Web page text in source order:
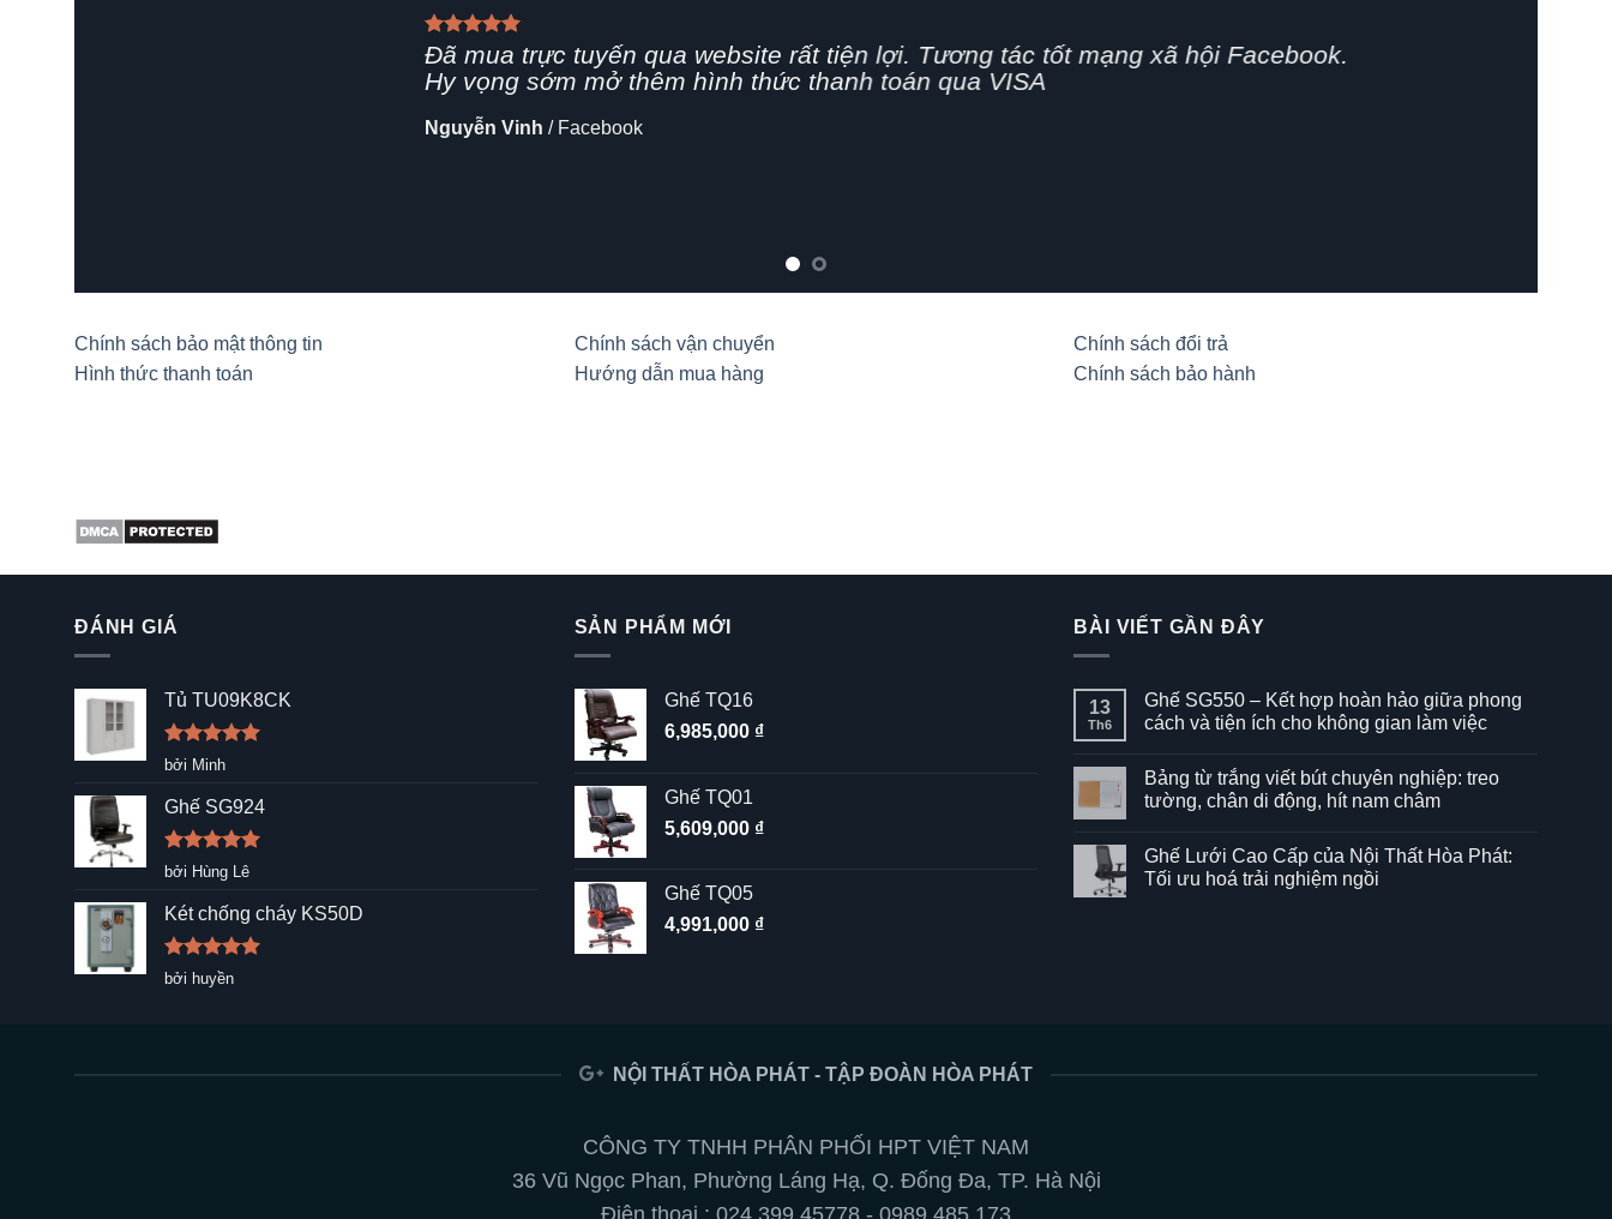
Giao hàng nhanh,
rất chuyên nghiệp, hình thức bán hàng Online đang dần phát huy.
Shop nên cập nhật thêm tính năng chia sẻ mạng xã hội
Hải Yến / Zalo
Chính sách bảo mật thông tin
Hình thức thanh toán
Chính sách vận chuyển
Hướng dẫn mua hàng
Chính sách đổi trả
Chính sách bảo hành
ĐÁNH GIÁ
Tủ TU09K8CK
Được xếp
sao
bởi Minh
Ghế SG924
Được xếp
5
sao
bởi Hùng Lê
Két chống cháy KS50D
Được xếp
hạng5
bởi huyền
SẢN PHẨM MỚI
Ghế TQ16
6,985,000 ₫
Ghế TQ01
5,609,000 ₫
Ghế TQ05
4,991,000 ₫
BÀI VIẾT GẦN ĐÂY
13
Th6
Ghế SG550 – Kết hợp hoàn hảo giữa phong
cách và tiện ích cho không gian làm việc
bình
luận
ở
–
Kết
hợp
làm
Bảng từ trắng viết bút chuyên nghiệp: treo
tường, chân di động, hít nam châm
bình
luận
ở
động,
Ghế Lưới Cao Cấp của Nội Thất Hòa Phát:
Tối ưu hoá trải nghiệm ngồi
Thất
NỘI THẤT HÒA PHÁT - TẬP ĐOÀN HÒA PHÁT
CÔNG TY TNHH PHÂN PHỐI HPT VIỆT NAM
36 Vũ Ngọc Phan, Phường Láng Hạ, Q. Đống Đa, TP. Hà Nội